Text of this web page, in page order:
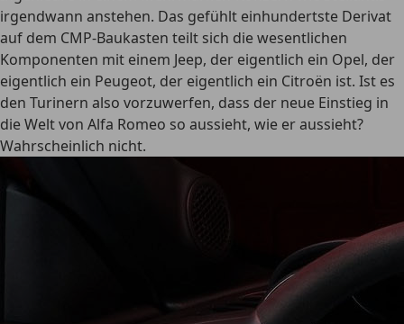
irgendwann anstehen. Das gefühlt einhundertste Derivat
auf dem CMP-Baukasten teilt sich die wesentlichen
Komponenten mit einem Jeep, der eigentlich ein Opel, der
eigentlich ein Peugeot, der eigentlich ein Citroën ist. Ist es
den Turinern also vorzuwerfen, dass der neue Einstieg in
die Welt von Alfa Romeo so aussieht, wie er aussieht?
Wahrscheinlich nicht.